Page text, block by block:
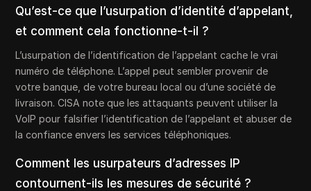
Qu’est-ce que l’usurpation d’identité d’appelant,
et comment cela fonctionne-t-il ?
L’usurpation de l’identification de l’appelant cache le vrai
numéro de téléphone. L’appel peut sembler provenir de
votre banque, de votre bureau local ou d’une société de
livraison. CISA note que les attaquants peuvent utiliser la
VoIP pour falsifier l’identification de l’appelant et abuser de
la confiance envers les services téléphoniques.
Comment les usurpateurs d’adresses IP
contournent-ils les mesures de sécurité ?